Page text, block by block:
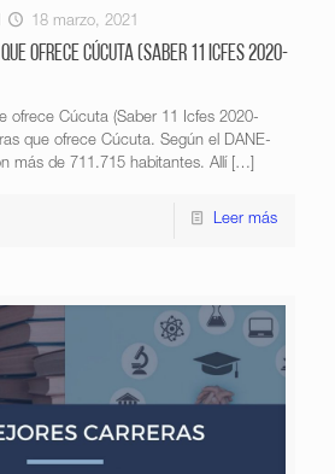
18 marzo, 2021
ofrece Cúcuta (Saber 11 Icfes 2020-
ofrece Cúcuta (Saber 11 Icfes 2020-
que ofrece Cúcuta. Según el DANE-
más de 711.715 habitantes. Allí […]
Leer más